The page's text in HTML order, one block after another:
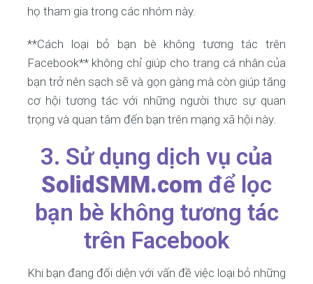
họ tham gia trong các nhóm này.
**Cách loại bỏ bạn bè không tương tác trên
Facebook** không chỉ giúp cho trang cá nhân của
bạn trở nên sạch sẽ và gọn gàng mà còn giúp tăng
cơ hội tương tác với những người thực sự quan
trọng và quan tâm đến bạn trên mạng xã hội này.
3. Sử dụng dịch vụ của
SolidSMM.com để lọc
bạn bè không tương tác
trên Facebook
Khi bạn đang đối diện với vấn đề việc loại bỏ những